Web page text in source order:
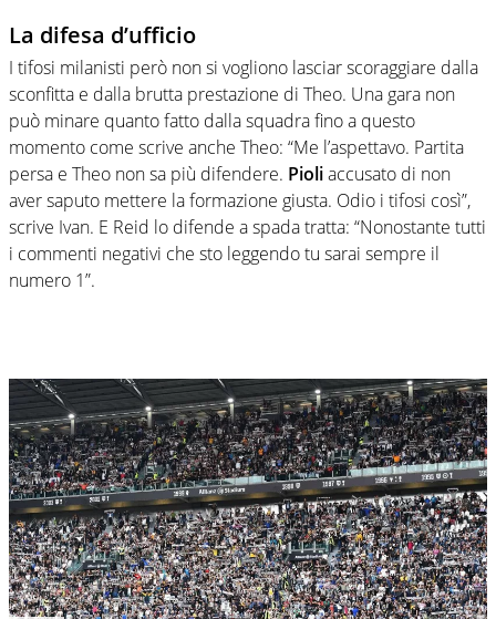
La difesa d’ufficio
I tifosi milanisti però non si vogliono lasciar scoraggiare dalla
sconfitta e dalla brutta prestazione di Theo. Una gara non
può minare quanto fatto dalla squadra fino a questo
momento come scrive anche Theo: “Me l’aspettavo. Partita
persa e Theo non sa più difendere. Pioliaccusato di non
aver saputo mettere la formazione giusta. Odio i tifosi così”,
scrive Ivan. E Reid lo difende a spada tratta: “Nonostante tutti
i commenti negativi che sto leggendo tu sarai sempre il
numero 1”.